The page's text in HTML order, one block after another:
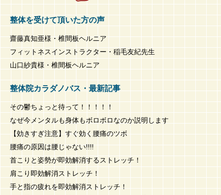
整体を受けて頂いた方の声
齋藤真知亜様・椎間板ヘルニア
フィットネスインストラクター・稲毛友紀先生
山口紗貴様・椎間板ヘルニア
整体院カラダノバス・最新記事
その鬱ちょっと待って！！！！！
なぜ今メンタルも身体もボロボロなのか説明します
【効きすぎ注意】すぐ効く腰痛のツボ
腰痛の原因は腰じゃない!!!!
首こりと姿勢が即効解消するストレッチ！
肩こり即効解消ストレッチ！
手と指の疲れを即効解消ストレッチ！